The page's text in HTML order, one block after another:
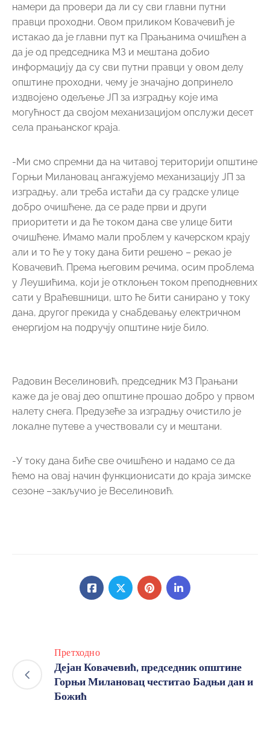
намери да провери да ли су сви главни путни
правци проходни. Овом приликом Ковачевић је
истакао да је главни пут ка Прањанима очишћен а
да је од председника МЗ и мештана добио
информацију да су сви путни правци у овом делу
општине проходни, чему је значајно допринело
издвојено одељење ЈП за изградњу које има
могућност да својом механизацијом опслужи десет
села прањанског краја.
-Ми смо спремни да на читавој територији општине
Горњи Милановац ангажујемо механизацију ЈП за
изградњу, али треба истаћи да су градске улице
добро очишћене, да се раде први и други
приоритети и да ће током дана све улице бити
очишћене. Имамо мали проблем у качерском крају
али и то ће у току дана бити решено – рекао је
Ковачевић. Према његовим речима, осим проблема
у Леушићима, који је отклоњен током преподневних
сати у Враћевшници, што ће бити санирано у току
дана, другог прекида у снабдевању електричном
енергијом на подручју општине није било.
Радовин Веселиновић, председник МЗ Прањани
каже да је овај део општине прошао добро у првом
налету снега. Предузеће за изградњу очистило је
локалне путеве а учествовали су и мештани.
-У току дана биће све очишћено и надамо се да
ћемо на овај начин функционисати до краја зимске
сезоне –закључио је Веселиновић.
Претходно
Дејан Ковачевић, председник општине
Горњи Милановац честитао Бадњи дан и
Божић